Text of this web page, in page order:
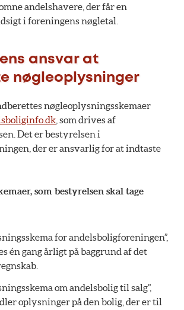
andelshavere, der får en
i foreningens nøgletal.
ansvar at
nøgleoplysninger
nøgleoplysningsskemaer
, som drives af
Det er bestyrelsen i
der er ansvarlig for at indtaste
som bestyrelsen skal tage
for andelsboligforeningen”,
én gang årligt på baggrund af det
om andelsbolig til salg”,
oplysninger på den bolig, der er til